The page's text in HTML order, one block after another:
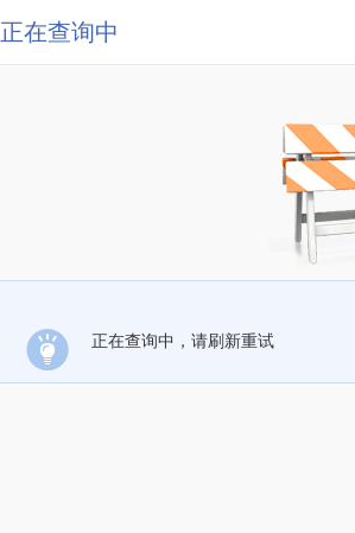
正在查询中
正在查询中，请刷新重试